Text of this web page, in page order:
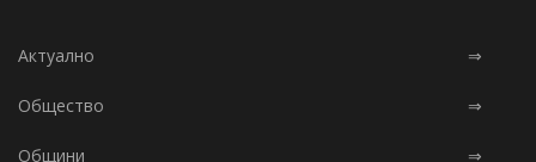
Актуално ⇒
Общество ⇒
Общини ⇒